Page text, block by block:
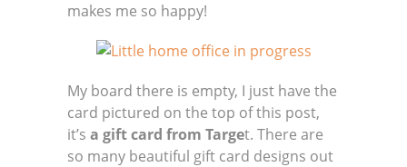
makes me so happy!
My board there is empty, I just have the
card pictured on the top of this post,
it’s a gift card from Target. There are
so many beautiful gift card designs out